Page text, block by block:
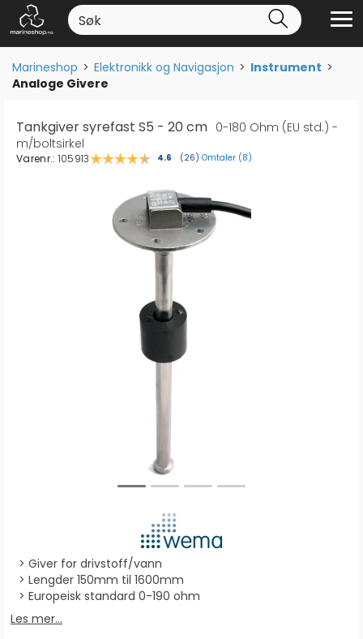
Marineshop>Elektronikk og Navigasjon>Instrument>
Analoge Givere
Tankgiver syrefast S5 - 20 cm 0-180 Ohm (EU std.) -
m/boltsirkel
Varenr.: 105913 Gjennomsnittskarakter:
4.6 (stemmer:
26) Omtaler (8)
Giver for drivstoff/vann
Lengder 150mm til 1600mm
Europeisk standard 0-190 ohm
Les mer...